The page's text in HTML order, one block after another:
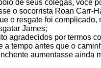
de seus colegas, você
o socorrista Roan Carr-
o resgate foi complicado,
James;
agradecidos por termos
a tempo antes que o
aumentasse ainda